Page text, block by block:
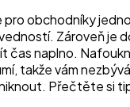
pro obchodníky
Zároveň je
čas naplno.
takže vám
Přečtěte si